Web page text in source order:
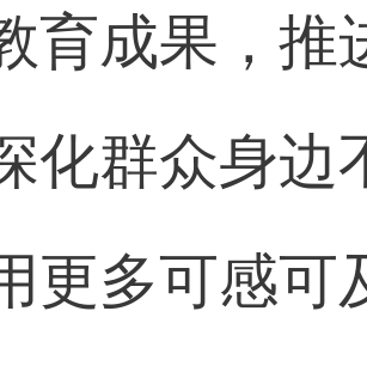
育成果，推
化群众身边
更多可感可